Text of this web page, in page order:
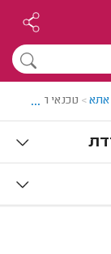
אתא> טכנאי רשתות
...